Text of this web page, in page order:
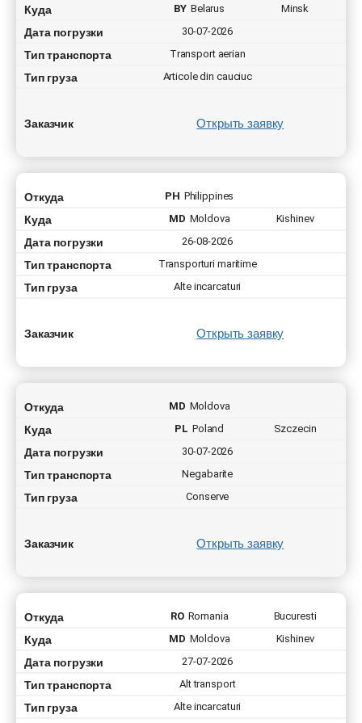
Persoana de contact
Prin depunerea unei cereri, sunteți de acord cu
prelucrarea datelor cu caracter personal.
Persoana de contact
Prin depunerea unei cereri, sunteți de acord cu
prelucrarea datelor cu caracter personal.
Куда BY Belarus Minsk
Дата погрузки 30-07-2026
Тип транспорта Transport aerian
Тип груза Articole din cauciuc
Заказчик Открыть заявку
Откуда PH Philippines
Куда MD Moldova Kishinev
Дата погрузки 26-08-2026
Тип транспорта Transporturi maritime
Тип груза Alte incarcaturi
Заказчик Открыть заявку
Откуда MD Moldova
Куда PL Poland Szczecin
Дата погрузки 30-07-2026
Тип транспорта Negabarite
Тип груза Conserve
Заказчик Открыть заявку
Откуда RO Romania Bucuresti
Куда MD Moldova Kishinev
Дата погрузки 27-07-2026
Тип транспорта Alt transport
Тип груза Alte incarcaturi